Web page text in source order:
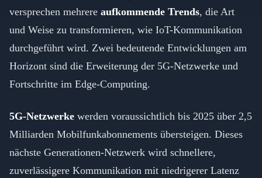
versprechen mehrere aufkommende Trends, die Art
und Weise zu transformieren, wie IoT-Kommunikation
durchgeführt wird. Zwei bedeutende Entwicklungen am
Horizont sind die Erweiterung der 5G-Netzwerke und
Fortschritte im Edge-Computing.
5G-Netzwerke werden voraussichtlich bis 2025 über 2,5
Milliarden Mobilfunkabonnements übersteigen. Dieses
nächste Generationen-Netzwerk wird schnellere,
zuverlässigere Kommunikation mit niedrigerer Latenz